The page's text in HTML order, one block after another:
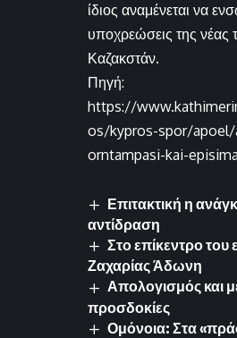
ίδιος αναμένεται να
υποχρεώσεις της νέας
Καζακστάν.
Πηγή:
https://
os/kypros-spor/
orntampasi-kai-
Επιτακτική η
αντίδραση
Στο επίκεντρο του
Ζαχαρίας Άδωνη
Απολογισμός και
προσδοκίες
Ομόνοια: Στα